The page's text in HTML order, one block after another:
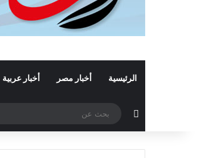
الرئيسية أخبار مصر أخبار عربية
مقال عشوائي